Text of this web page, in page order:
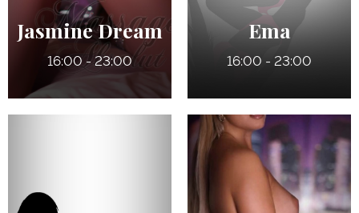
Jasmine Dream
16:00 - 23:00
Ema
16:00 - 23:00